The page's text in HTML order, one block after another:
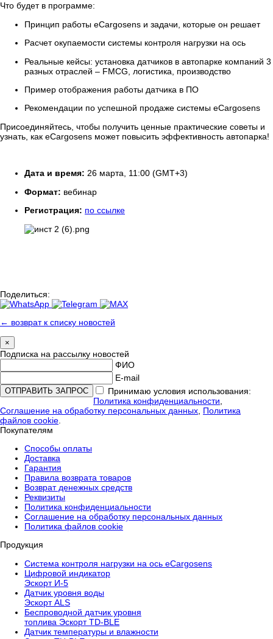
Что будет в программе:
Принцип работы eCargosens и задачи, которые он решает
Расчет окупаемости системы контроля нагрузки на ось
Реальные кейсы: установка датчиков в автопарке компаний 3
разных отраслей – FMCG, логистика, производство
Пример отображения работы датчика в ПО
Рекомендации по успешной продаже системы eCargosens
Присоединяйтесь, чтобы получить ценные практические советы и
узнать, как eCargosens может повысить эффективность автопарка!
Дата и время: 26 марта, 11:00 (GMT+3)
Формат: вебинар
Регистрация: по ссылке
Поделиться:
← возврат к списку новостей
×
Подписка на рассылку новостей
ФИО
E-mail
Принимаю условия использования:
Политика конфиденциальности
Соглашение на обработку персональных данных Политика
файлов cookie
Покупателям
Способы оплаты
Доставка
Гарантия
Правила возврата товаров
Возврат денежных средств
Реквизиты
Политика конфиденциальности
Соглашение на обработку персональных данных
Политика файлов cookie
Продукция
Cистема контроля нагрузки на ось eCargosens
Цифровой индикатор
Эскорт И-5
Датчик уровня воды
Эскорт ALS
Беспроводной датчик уровня
топлива Эскорт TD-BLE
Датчик температуры и влажности